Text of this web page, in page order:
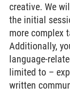
creative. We
the initial
more complex
Additionally,
language-
limited to –
written